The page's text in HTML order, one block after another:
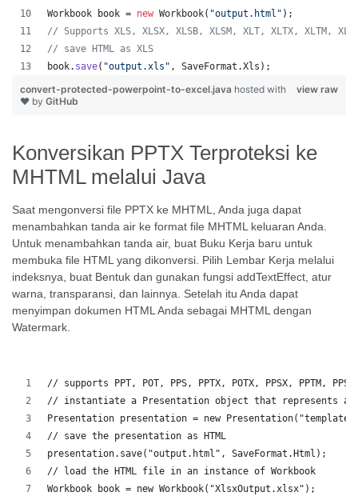
Workbook
book = new Workbook( "output.html" );
// Supports XLS, XLSX, XLSB, XLSM, XLT, XLTX, XLTM,
// save HTML as XLS
book. save( "output.xls" , SaveFormat .Xls );
view raw
convert-protected-powerpoint-to-excel.java hosted with
❤ by GitHub
Konversikan PPTX Terproteksi ke
MHTML melalui Java
Saat mengonversi file PPTX ke MHTML, Anda juga dapat
menambahkan tanda air ke format file MHTML keluaran Anda.
Untuk menambahkan tanda air, buat Buku Kerja baru untuk
membuka file HTML yang dikonversi. Pilih Lembar Kerja melalui
indeksnya, buat Bentuk dan gunakan fungsi addTextEffect, atur
warna, transparansi, dan lainnya. Setelah itu Anda dapat
menyimpan dokumen HTML Anda sebagai MHTML dengan
Watermark.
// supports PPT, POT, PPS, PPTX, POTX, PPSX, PPTM,
// instantiate a Presentation object that represents a
Presentation presentation = new
// save the presentation as HTML
presentation.save("output.html", SaveFormat.Html);
// load the HTML file in an instance of Workbook
Workbook book = new Workbook("XlsxOutput.xlsx");